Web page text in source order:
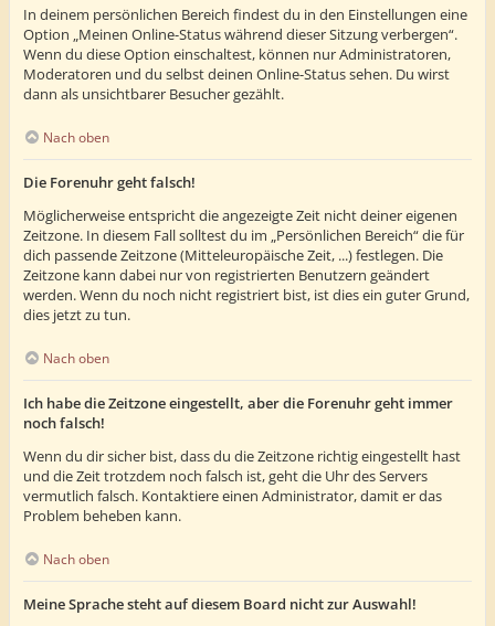
In deinem persönlichen Bereich findest du in den Einstellungen eine
Option „Meinen Online-Status während dieser Sitzung verbergen“.
Wenn du diese Option einschaltest, können nur Administratoren,
Moderatoren und du selbst deinen Online-Status sehen. Du wirst
dann als unsichtbarer Besucher gezählt.
Nach oben
Die Forenuhr geht falsch!
Möglicherweise entspricht die angezeigte Zeit nicht deiner eigenen
Zeitzone. In diesem Fall solltest du im „Persönlichen Bereich“ die für
dich passende Zeitzone (Mitteleuropäische Zeit, ...) festlegen. Die
Zeitzone kann dabei nur von registrierten Benutzern geändert
werden. Wenn du noch nicht registriert bist, ist dies ein guter Grund,
dies jetzt zu tun.
Nach oben
Ich habe die Zeitzone eingestellt, aber die Forenuhr geht immer
noch falsch!
Wenn du dir sicher bist, dass du die Zeitzone richtig eingestellt hast
und die Zeit trotzdem noch falsch ist, geht die Uhr des Servers
vermutlich falsch. Kontaktiere einen Administrator, damit er das
Problem beheben kann.
Nach oben
Meine Sprache steht auf diesem Board nicht zur Auswahl!